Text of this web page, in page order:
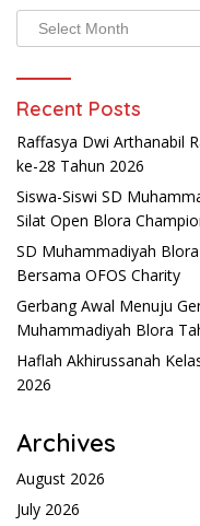
Archives
Recent Posts
Raffasya Dwi Arthanabil
ke-28 Tahun 2026
Siswa-Siswi SD
Silat Open Blora
SD Muhammadiyah
Bersama OFOS Charity
Gerbang Awal Menuju
Muhammadiyah Blora
Haflah Akhirussanah
2026
Archives
August 2026
July 2026